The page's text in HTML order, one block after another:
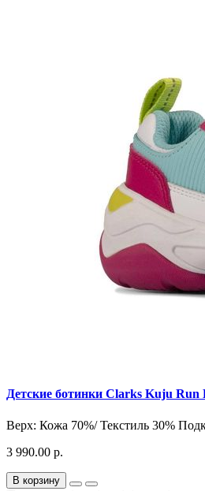
Детские ботинки Clarks Kuju Run
Верх: Кожа 70%/ Текстиль 30%
3 990.00 р.
В корзину